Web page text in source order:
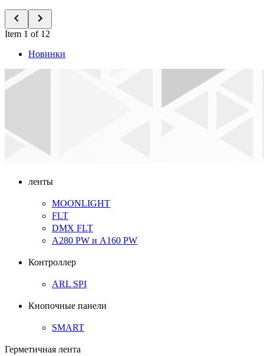
Item 1 of 12
Новинки
ленты
MOONLIGHT
FLT
DMX FLT
A280 PW и A160 PW
Контроллер
ARL SPI
Кнопочные панели
SMART
Герметичная лента